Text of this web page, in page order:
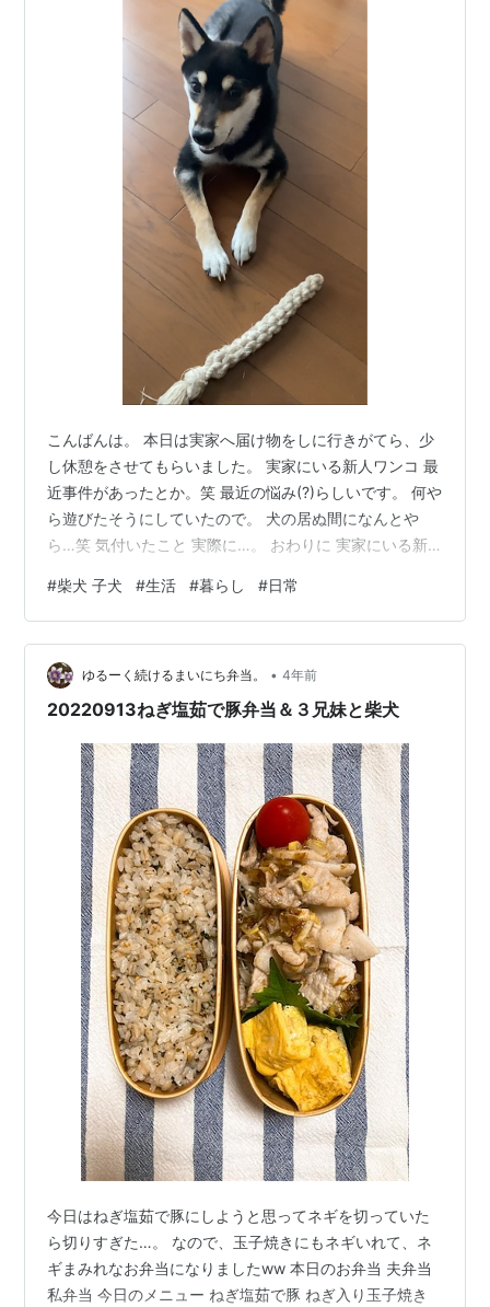
こんばんは。 本日は実家へ届け物をしに行きがてら、少
し休憩をさせてもらいました。 実家にいる新人ワンコ 最
近事件があったとか。笑 最近の悩み(?)らしいです。 何や
ら遊びたそうにしていたので。 犬の居ぬ間になんとや
ら…笑 気付いたこと 実際に…。 おわりに 実家にいる新
れと入れ替わる形で新しく家族へ出迎えたわんこ🐶がい
ます。 さくら🌸ちゃんになります。 メスの黒柴犬で、ま
だ生まれて1年も満たない子供ワンコです。とにかく好奇
心旺盛で、知らないところに対して興味津々です。 おま
いは何を嗅いどるんじゃ。笑 最近事件があったとか。笑
#柴犬 子犬 #生活 #暮らし #日常
ゆるーく続けるまいにち弁当。 • 4年前
20220913ねぎ塩茹で豚弁当＆３兄妹と柴犬
今日はねぎ塩茹で豚にしようと思ってネギを切っていた
ら切りすぎた…。 なので、玉子焼きにもネギいれて、ネ
ギまみれなお弁当になりましたww 本日のお弁当 夫弁当
私弁当 今日のメニュー ねぎ塩茹で豚 ねぎ入り玉子焼き